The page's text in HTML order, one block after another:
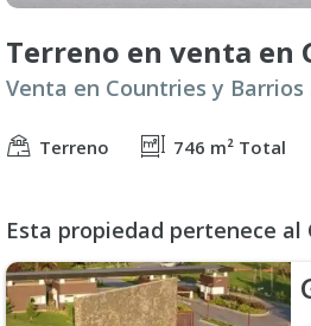
Terreno 746 m² Total
Esta propiedad pertenece al